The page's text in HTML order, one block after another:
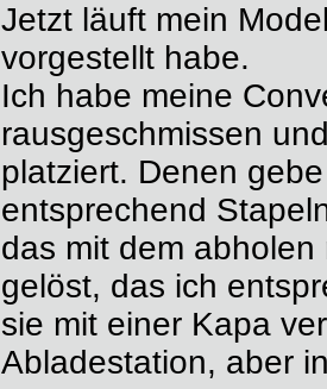
Jetzt läuft mein
vorgestellt habe.
Ich habe meine
rausgeschmissen
platziert. Denen
entsprechend
das mit dem
gelöst, das ich
sie mit einer Kapa
Abladestation, aber